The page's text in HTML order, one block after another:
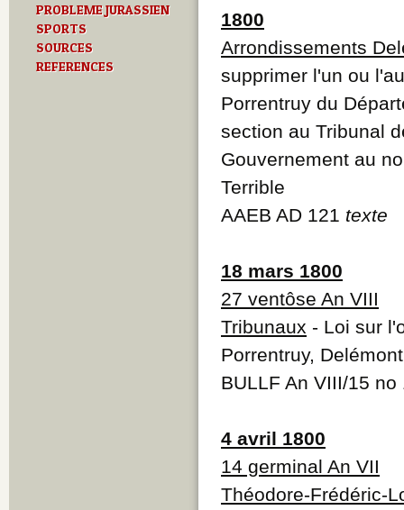
R
S
Sociétés locales
T
PROBLEME JURASSIEN
SPORTS
SOURCES
REFERENCES
1800
Arrondissements
supprimer l'un ou
Porrentruy du
section au Tribunal
Gouvernement au
Terrible
AAEB AD 121 texte
18 mars 1800
27 ventôse An VIII
Tribunaux - Loi sur
Porrentruy, Delémont
BULLF An VIII/15 no
4 avril 1800
14 germinal An VII
Théodore-Frédéric-